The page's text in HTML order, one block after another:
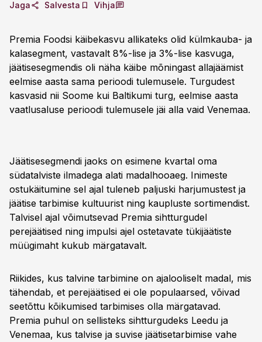
Jaga Salvesta Vihja
Premia Foodsi käibekasvu allikateks olid külmkauba- ja
kalasegment, vastavalt 8%-lise ja 3%-lise kasvuga,
jäätisesegmendis oli näha käibe mõningast allajäämist
eelmise aasta sama perioodi tulemusele. Turgudest
kasvasid nii Soome kui Baltikumi turg, eelmise aasta
vaatlusaluse perioodi tulemusele jäi alla vaid Venemaa.
Jäätisesegmendi jaoks on esimene kvartal oma
südatalviste ilmadega alati madalhooaeg. Inimeste
ostukäitumine sel ajal tuleneb paljuski harjumustest ja
jäätise tarbimise kultuurist ning kaupluste sortimendist.
Talvisel ajal võimutsevad Premia sihtturgudel
perejäätised ning impulsi ajel ostetavate tükijäätiste
müügimaht kukub märgatavalt.
Riikides, kus talvine tarbimine on ajalooliselt madal, mis
tähendab, et perejäätised ei ole populaarsed, võivad
seetõttu kõikumised tarbimises olla märgatavad.
Premia puhul on sellisteks sihtturgudeks Leedu ja
Venemaa, kus talvise ja suvise jäätisetarbimise vahe